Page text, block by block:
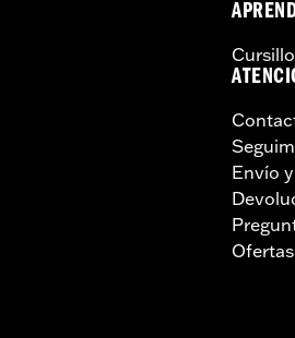
Envío
Ofertas